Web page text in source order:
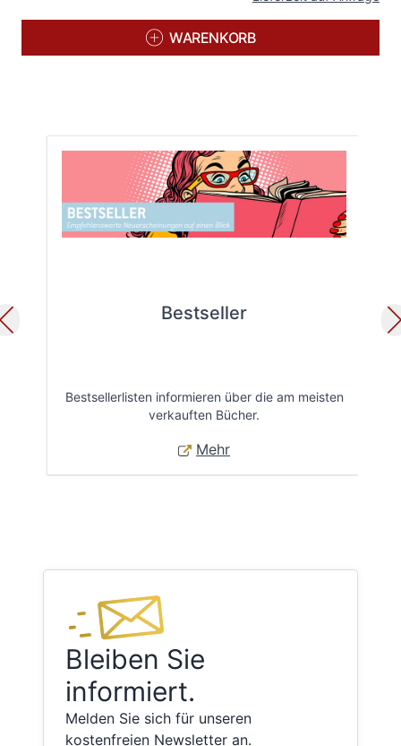
WARENKORB
Bestseller
Bestsellerlisten informieren über die am meisten
verkauften Bücher.
Mehr
Bleiben Sie
informiert.
Melden Sie sich für unseren
kostenfreien Newsletter an.